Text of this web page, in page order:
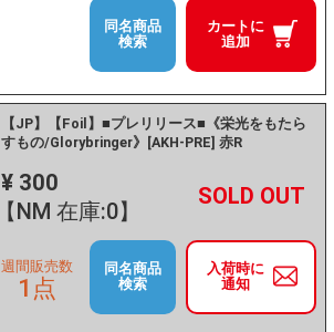
カートに
追加
同名商品
検索
【JP】【Foil】■プレリリース■《栄光をもたら
すもの/Glorybringer》[AKH-PRE] 赤R
¥ 300
【NM 在庫:0】
－ +
入荷時に
通知
週間販売数
1点
同名商品
検索